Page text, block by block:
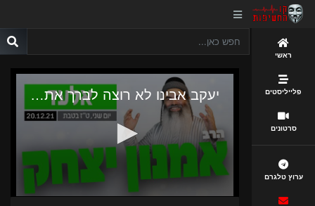
ראשי
פלייליסטים
סרטונים
ערוץ טלגרם